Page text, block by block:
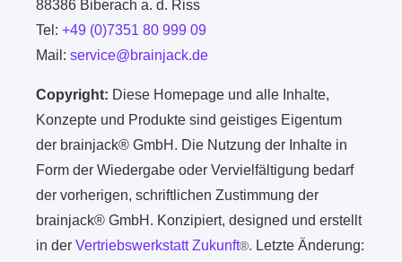
88386 Biberach a. d. Riss
Tel:+49 (0)7351 80 999 09
Mail:service@brainjack.de
Copyright: Diese Homepage und alle Inhalte,
Konzepte und Produkte sind geistiges Eigentum
der brainjack® GmbH. Die Nutzung der Inhalte in
Form der Wiedergabe oder Vervielfältigung bedarf
der vorherigen, schriftlichen Zustimmung der
brainjack® GmbH. Konzipiert, designed und erstellt
in derVertriebswerkstatt Zukunft®. Letzte Änderung: